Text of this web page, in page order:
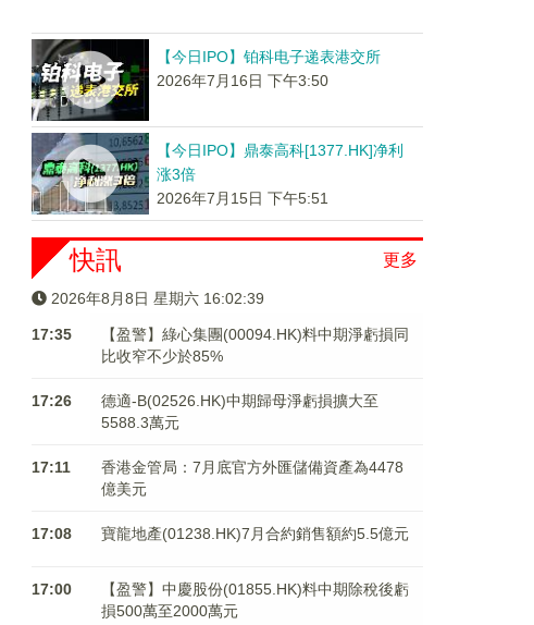
【今日IPO】铂科电子递表港交所
2026年7月16日 下午3:50
【今日IPO】鼎泰高科[1377.HK]净利
涨3倍
2026年7月15日 下午5:51
更多
快訊
2026年8月8日 星期六 16:02:40
17:35
【盈警】綠心集團(00094.HK)料中期淨虧損同
比收窄不少於85%
17:26
德適-B(02526.HK)中期歸母淨虧損擴大至
5588.3萬元
17:11
香港金管局：7月底官方外匯儲備資產為4478
億美元
17:08 寶龍地產(01238.HK)7月合約銷售額約5.5億元
17:00
【盈警】中慶股份(01855.HK)料中期除稅後虧
損500萬至2000萬元